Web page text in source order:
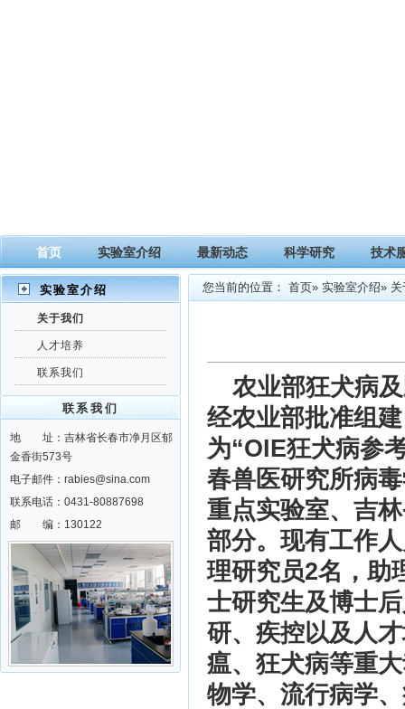
首页 实验室介绍 最新动态 科学研究 技术
实验室介绍
关于我们
人才培养
联系我们
联系我们
地 址：吉林省长春市净月区郁
金香街573号
电子邮件：rabies@sina.com
联系电话：0431-80887698
邮 编：130122
您当前的位置： 首页» 实验室介绍» 关
农业部狂犬病
经农业部批准组
为“OIE狂犬病参
春兽医研究所病
重点实验室、吉
部分。现有工作
理研究员2名，助
士研究生及博士
研、疾控以及人
瘟、狂犬病等重
物学、流行病学